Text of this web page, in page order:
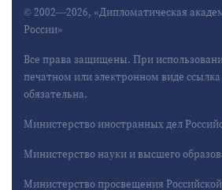
© 2002—2026, «Дипломатическая
России»
Все права защищены. При
печатном или электронном виде
обязательна.
Министерство иностранных дел
Министерство науки и высшего
Министерство просвещения